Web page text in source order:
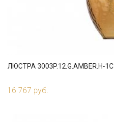
ЛЮСТРА 3003P.12.G.AMBER.H-1C
16 767 руб.